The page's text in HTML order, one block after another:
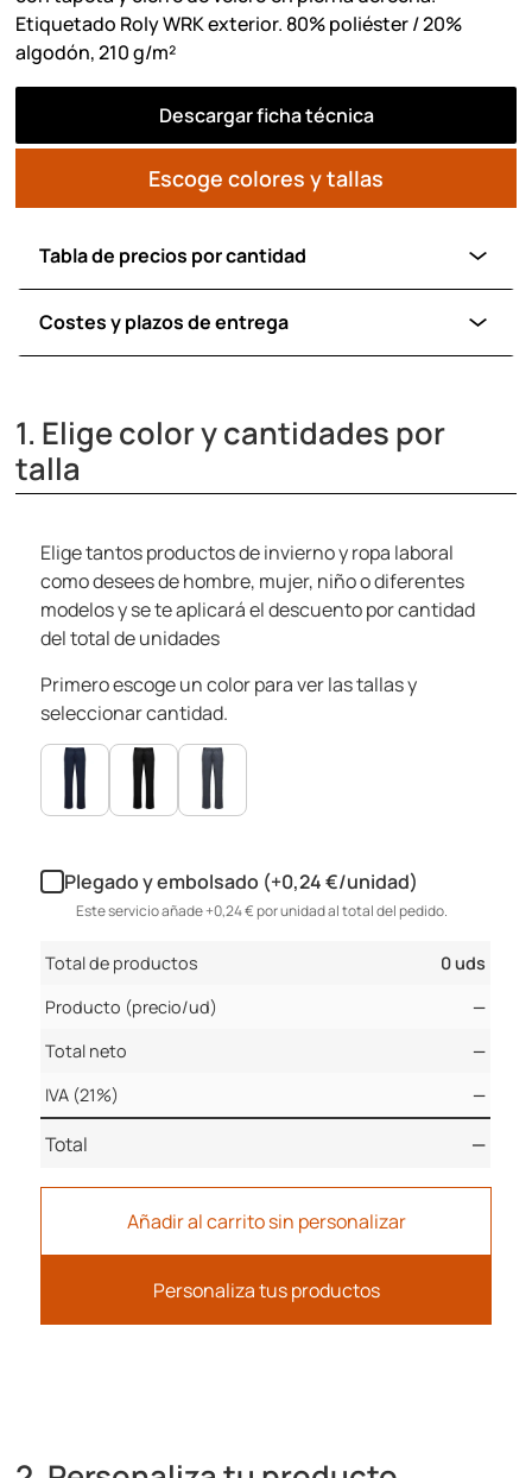
Etiquetado Roly WRK exterior. 80% poliéster / 20%
algodón, 210 g/m²
Descargar ficha técnica
Escoge colores y tallas
Tabla de precios por cantidad
Costes y plazos de entrega
1. Elige color y cantidades por
talla
Elige tantos productos de invierno y ropa laboral
como desees de hombre, mujer, niño o diferentes
modelos y se te aplicará el descuento por cantidad
del total de unidades
Primero escoge un color para ver las tallas y
seleccionar cantidad.
Plegado y embolsado (+0,24 €/unidad)
Este servicio añade +0,24 € por unidad al total del pedido.
Total de productos
0 uds
Producto (precio/ud)
—
Total neto
—
IVA (21%)
—
Total —
Añadir al carrito sin personalizar
Personaliza tus productos